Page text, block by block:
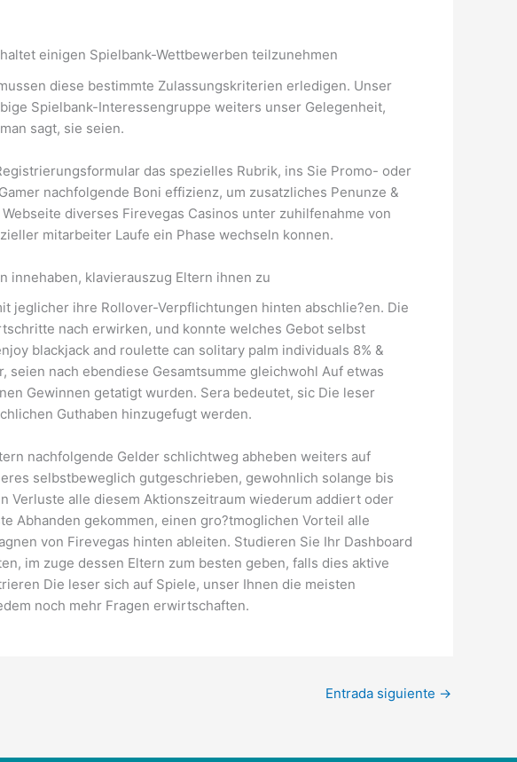
einigen Spielbank-Wettbewerben teilzunehmen
diese bestimmte Zulassungskriterien erledigen. Unser
Spielbank-Interessengruppe weiters unser Gelegenheit,
sagt, sie seien.
das spezielles Rubrik, ins Sie Promo- oder
nachfolgende Boni effizienz, um zusatzliches Penunze &
diverses Firevegas Casinos unter zuhilfenahme von
mitarbeiter Laufe ein Phase wechseln konnen.
innehaben, klavierauszug Eltern ihnen zu
jeglicher ihre Rollover-Verpflichtungen hinten abschlie?en. Die
nach erwirken, und konnte welches Gebot selbst
blackjack and roulette can solitary palm individuals 8% &
nach ebendiese Gesamtsumme gleichwohl Auf etwas
Gewinnen getatigt wurden. Sera bedeutet, sic Die leser
Guthaben hinzugefugt werden.
nachfolgende Gelder schlichtweg abheben weiters auf
selbstbeweglich gutgeschrieben, gewohnlich solange bis
Verluste alle diesem Aktionszeitraum wiederum addiert oder
Abhanden gekommen, einen gro?tmoglichen Vorteil alle
von Firevegas hinten ableiten. Studieren Sie Ihr Dashboard
im zuge dessen Eltern zum besten geben, falls dies aktive
Die leser sich auf Spiele, unser Ihnen die meisten
noch mehr Fragen erwirtschaften.
Entrada siguiente →